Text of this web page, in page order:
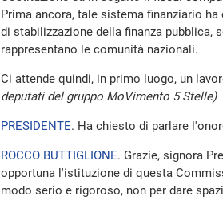
Prima ancora, tale sistema finanziario
di stabilizzazione della finanza
rappresentano le comunità nazionali.
Ci attende quindi, in primo luogo, un
deputati del gruppo MoVimento 5 Stelle)
PRESIDENTE. Ha chiesto di parlare
ROCCO BUTTIGLIONE. Grazie, signora
opportuna l'istituzione di questa
modo serio e rigoroso, non per dare